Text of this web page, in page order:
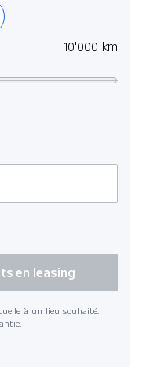
10'000 km
à un lieu souhaité.
en leasing